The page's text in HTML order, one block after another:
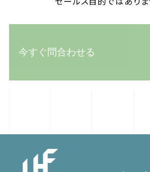
今すぐ問合わせる